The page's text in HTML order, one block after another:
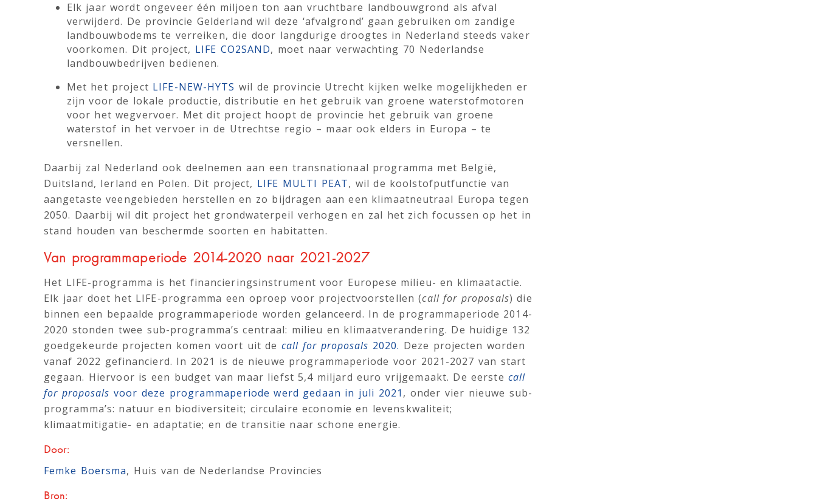
Elk jaar wordt ongeveer één miljoen ton aan vruchtbare landbouwgrond als afval
verwijderd. De provincie Gelderland wil deze ‘afvalgrond’ gaan gebruiken om zandige
landbouwbodems te verreiken, die door langdurige droogtes in Nederland steeds vaker
voorkomen. Dit project, LIFE CO2SAND, moet naar verwachting 70 Nederlandse
landbouwbedrijven bedienen.
Met het project LIFE-NEW-HYTS wil de provincie Utrecht kijken welke mogelijkheden er
zijn voor de lokale productie, distributie en het gebruik van groene waterstofmotoren
voor het wegvervoer. Met dit project hoopt de provincie het gebruik van groene
waterstof in het vervoer in de Utrechtse regio – maar ook elders in Europa – te
versnellen.
Daarbij zal Nederland ook deelnemen aan een transnationaal programma met België,
Duitsland, Ierland en Polen. Dit project, LIFE MULTI PEAT, wil de koolstofputfunctie van
aangetaste veengebieden herstellen en zo bijdragen aan een klimaatneutraal Europa tegen
2050. Daarbij wil dit project het grondwaterpeil verhogen en zal het zich focussen op het in
stand houden van beschermde soorten en habitatten.
Van programmaperiode 2014-2020 naar 2021-2027
Het LIFE-programma is het financieringsinstrument voor Europese milieu- en klimaatactie.
Elk jaar doet het LIFE-programma een oproep voor projectvoorstellen (call for proposals) die
binnen een bepaalde programmaperiode worden gelanceerd. In de programmaperiode 2014-
2020 stonden twee sub-programma’s centraal: milieu en klimaatverandering. De huidige 132
goedgekeurde projecten komen voort uit de call for proposals 2020. Deze projecten worden
vanaf 2022 gefinancierd. In 2021 is de nieuwe programmaperiode voor 2021-2027 van start
gegaan. Hiervoor is een budget van maar liefst 5,4 miljard euro vrijgemaakt. De eerstecall
for proposals voor deze programmaperiode werd gedaan in juli 2021 , onder vier nieuwe sub-
programma’s: natuur en biodiversiteit; circulaire economie en levenskwaliteit;
klimaatmitigatie- en adaptatie; en de transitie naar schone energie.
Door:
Femke Boersma, Huis van de Nederlandse Provincies
Bron: